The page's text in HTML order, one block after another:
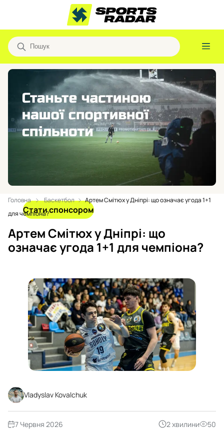
Стати спонсором
Головна Баскетбол
Артем Смітюх у Дніпрі: що означає угода 1+1
для чемпіона?
Артем Смітюх у Дніпрі: що
означає угода 1+1 для чемпіона?
Vladyslav Kovalchuk
2 хвилини 50
7 Червня 2026